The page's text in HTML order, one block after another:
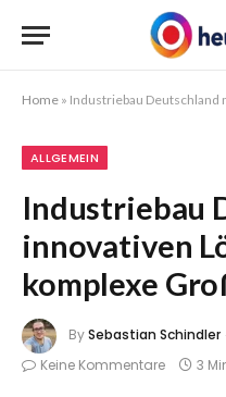
Home » Industriebau Deutschland mit
ALLGEMEIN
Industriebau
innovativen
komplexe
BySebastian Schindler
Keine Kommentare
3